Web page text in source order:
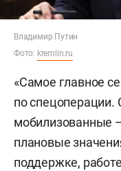
Владимир Путин
Фото: kremlin.ru
«Самое главное
по спецоперации.
мобилизованные
плановые
поддержке,